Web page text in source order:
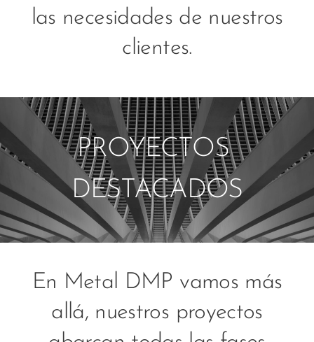
las necesidades de nuestros
clientes.
PROYECTOS
DESTACADOS
En Metal DMP vamos más
allá, nuestros proyectos